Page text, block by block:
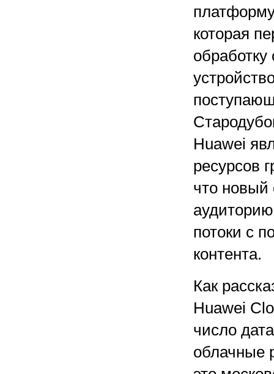
которая
Huawei
ресурсов
что новый
потоки с
контента.
Как
Huawei
число
облачные